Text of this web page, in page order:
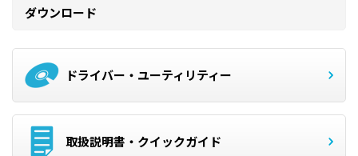
ダウンロード
ドライバー・ユーティリティー
取扱説明書・クイックガイド